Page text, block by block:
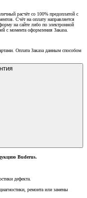
расчёт со 100% предоплатой с
Счёт на оплату направляется
на сайте либо по электронной
с момента оформления Заказа.
Оплата Заказа данным способом
Buderus.
дефекта.
ремонта или замены